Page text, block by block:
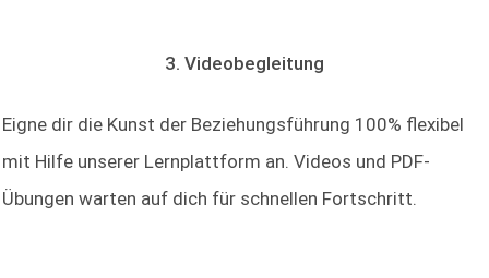
3. Videobegleitung
Eigne dir die Kunst der Beziehungsführung 100% flexibel
mit Hilfe unserer Lernplattform an. Videos und PDF-
Übungen warten auf dich für schnellen Fortschritt.